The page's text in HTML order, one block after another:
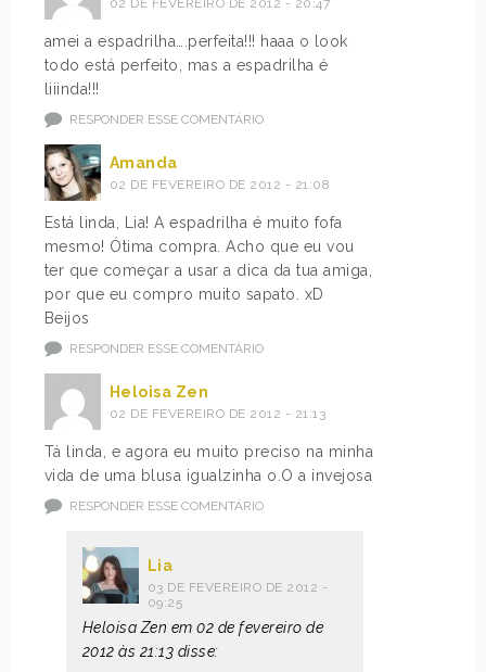
amei a espadrilha….perfeita!!! haaa o look
todo está perfeito, mas a espadrilha é
liiinda!!!
RESPONDER ESSE COMENTÁRIO
Amanda
02 DE FEVEREIRO DE 2012 - 21:08
Está linda, Lia! A espadrilha é muito fofa
mesmo! Ótima compra. Acho que eu vou
ter que começar a usar a dica da tua amiga,
por que eu compro muito sapato. xD
Beijos
RESPONDER ESSE COMENTÁRIO
Heloisa Zen
02 DE FEVEREIRO DE 2012 - 21:13
Tá linda, e agora eu muito preciso na minha
vida de uma blusa igualzinha o.O a invejosa
RESPONDER ESSE COMENTÁRIO
Lia
03 DE FEVEREIRO DE 2012 -
09:25
Heloisa Zen em 02 de fevereiro de
2012 às 21:13 disse: